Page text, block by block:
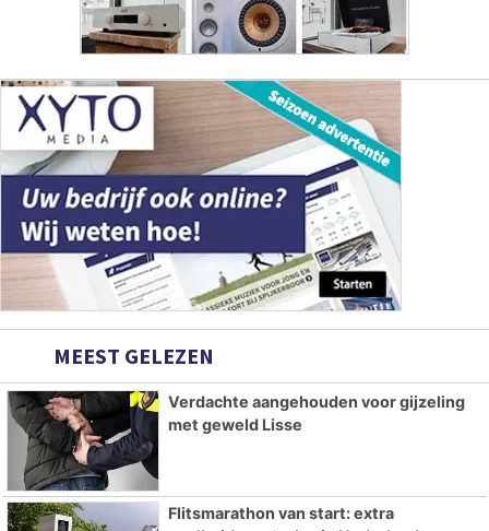
MEEST GELEZEN
Verdachte aangehouden voor gijzeling
met geweld Lisse
Flitsmarathon van start: extra